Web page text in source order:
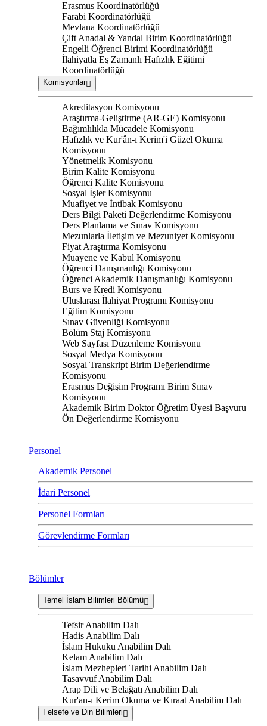
Erasmus Koordinatörlüğü
Farabi Koordinatörlüğü
Mevlana Koordinatörlüğü
Çift Anadal & Yandal Birim Koordinatörlüğü
Engelli Öğrenci Birimi Koordinatörlüğü
İlahiyatla Eş Zamanlı Hafızlık Eğitimi
Koordinatörlüğü
Komisyonlar
Akreditasyon Komisyonu
Araştırma-Geliştirme (AR-GE) Komisyonu
Bağımlılıkla Mücadele Komisyonu
Hafızlık ve Kur'ân-ı Kerim'i Güzel Okuma
Komisyonu
Yönetmelik Komisyonu
Birim Kalite Komisyonu
Öğrenci Kalite Komisyonu
Sosyal İşler Komisyonu
Muafiyet ve İntibak Komisyonu
Ders Bilgi Paketi Değerlendirme Komisyonu
Ders Planlama ve Sınav Komisyonu
Mezunlarla İletişim ve Mezuniyet Komisyonu
Fiyat Araştırma Komisyonu
Muayene ve Kabul Komisyonu
Öğrenci Danışmanlığı Komisyonu
Öğrenci Akademik Danışmanlığı Komisyonu
Burs ve Kredi Komisyonu
Uluslarası İlahiyat Programı Komisyonu
Eğitim Komisyonu
Sınav Güvenliği Komisyonu
Bölüm Staj Komisyonu
Web Sayfası Düzenleme Komisyonu
Sosyal Medya Komisyonu
Sosyal Transkript Birim Değerlendirme
Komisyonu
Erasmus Değişim Programı Birim Sınav
Komisyonu
Akademik Birim Doktor Öğretim Üyesi Başvuru
Ön Değerlendirme Komisyonu
Personel
Akademik Personel
İdari Personel
Personel Formları
Görevlendirme Formları
Bölümler
Temel İslam Bilimleri Bölümü
Tefsir Anabilim Dalı
Hadis Anabilim Dalı
İslam Hukuku Anabilim Dalı
Kelam Anabilim Dalı
İslam Mezhepleri Tarihi Anabilim Dalı
Tasavvuf Anabilim Dalı
Arap Dili ve Belağatı Anabilim Dalı
Kur'an-ı Kerim Okuma ve Kıraat Anabilim Dalı
Felsefe ve Din Bilimleri